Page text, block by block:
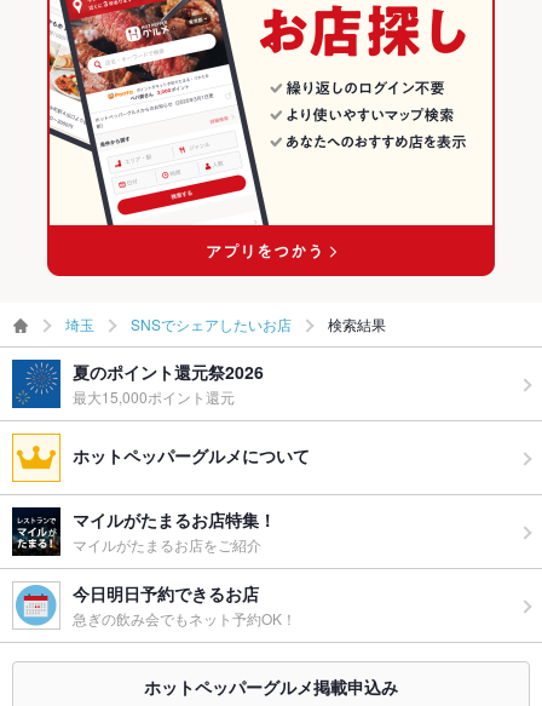
埼玉 SNSでシェアしたいお店 検索結果
夏のポイント還元祭2026
最大15,000ポイント還元
ホットペッパーグルメについて
マイルがたまるお店特集！
マイルがたまるお店をご紹介
今日明日予約できるお店
急ぎの飲み会でもネット予約OK！
ホットペッパーグルメ掲載申込み